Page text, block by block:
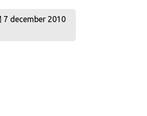
7 december 2010